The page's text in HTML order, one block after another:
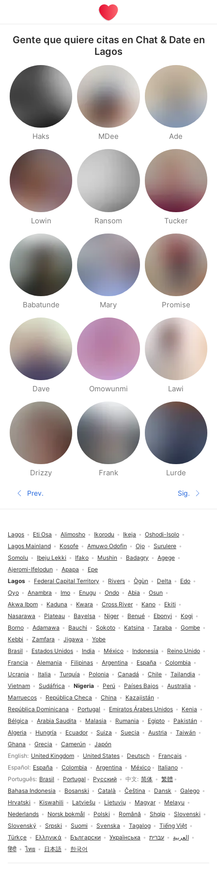
Gente que quiere citas en Chat & Date en
Lagos
Haks MDee Ade
Lowin Ransom Tucker
Babatunde Mary Promise
Dave Omowunmi Lawi
Drizzy Frank Lurde
Páginas de gente cerca
Página anterior
Prev. Sig.
Selección de idioma
English United Kingdom United States Deutsch
Français
Español
España Colombia Argentina México
Italiano
Português Brasil Portugal Русский 中文 简体
繁體
Bahasa Indonesia
Bosanski Català Čeština Dansk
Galego
Hrvatski
Kiswahili Latviešu Lietuvių Magyar
Melayu
Nederlands
Norsk bokmål Polski Română Shqip
Slovenski
Slovenský
Srpski Suomi Svenska Tagalog
Tiếng Việt
Türkçe
Ελληνικά Български Українська עברית
العربية
हिंदी
ไทย 日本語 한국어
Brasil Estados Unidos India México Indonesia
Reino Unido
Francia
Alemania Filipinas Argentina España
Colombia
Ucrania
Italia Turquía Polonia Canadá Chile
Tailandia
Vietnam
Sudáfrica Nigeria Perú Países Bajos
Australia
Marruecos
República Checa China
Kazajistán
República Dominicana
Portugal Emiratos Árabes Unidos
Kenia
Bélgica
Arabia Saudita Malasia Rumania Egipto
Pakistán
Algeria
Hungría Ecuador Suiza Suecia Austria
Taiwán
Ghana
Grecia Camerún Japón
Lagos Federal Capital Territory Rivers Ògùn Delta
Edo
Oyo
Anambra Imo Enugu Ondo Abia
Osun
Akwa Ibom
Kaduna Kwara Cross River Kano
Ekiti
Nasarawa
Plateau Bayelsa Niger Benué Ebonyi
Kogi
Borno
Adamawa Bauchi Sokoto Katsina Taraba
Gombe
Kebbi
Zamfara Jigawa Yobe
Lagos Eti Osa Alimosho Ikorodu Ikeja
Oshodi-Isolo
Lagos Mainland
Kosofe Amuwo Odofin Ojo
Surulere
Somolu
Ibeju Lekki Ifako Mushin Badagry
Agege
Ajeromi-Ifelodun
Apapa Epe